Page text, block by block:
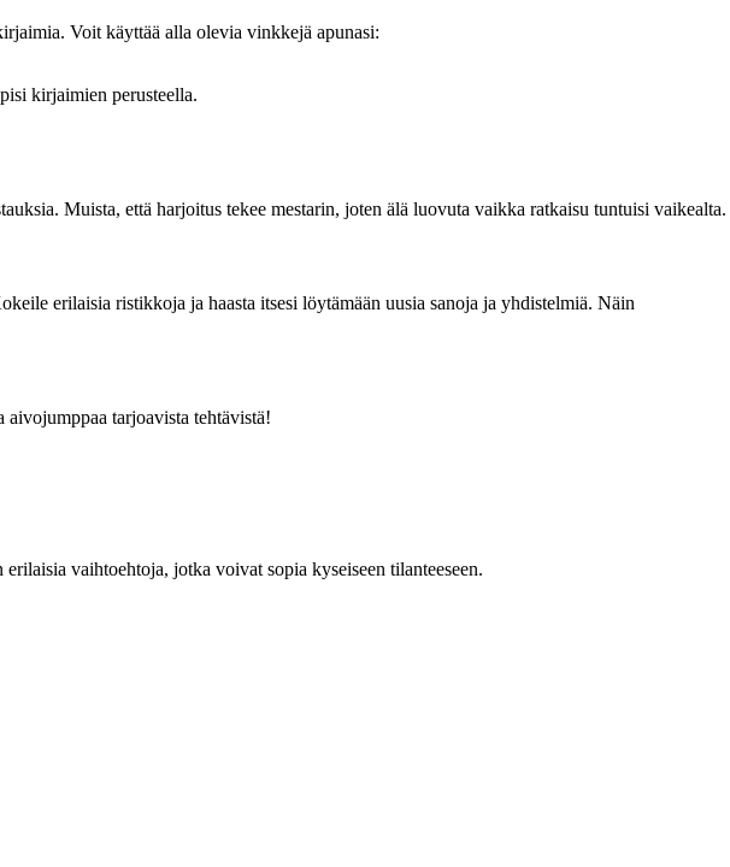
Voit käyttää alla olevia vinkkejä apunasi:
kirjaimien perusteella.
Muista, että harjoitus tekee mestarin, joten älä luovuta vaikka ratkaisu tuntuisi vaikealta.
erilaisia ristikkoja ja haasta itsesi löytämään uusia sanoja ja yhdistelmiä. Näin
tarjoavista tehtävistä!
vaihtoehtoja, jotka voivat sopia kyseiseen tilanteeseen.